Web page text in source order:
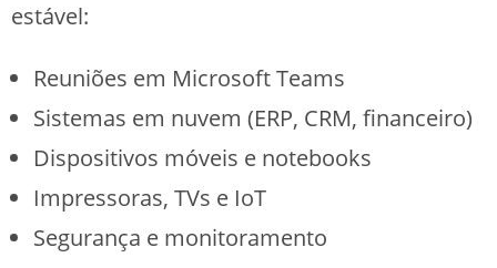
estável:
Reuniões em Microsoft Teams
Sistemas em nuvem (ERP, CRM, financeiro)
Dispositivos móveis e notebooks
Impressoras, TVs e IoT
Segurança e monitoramento